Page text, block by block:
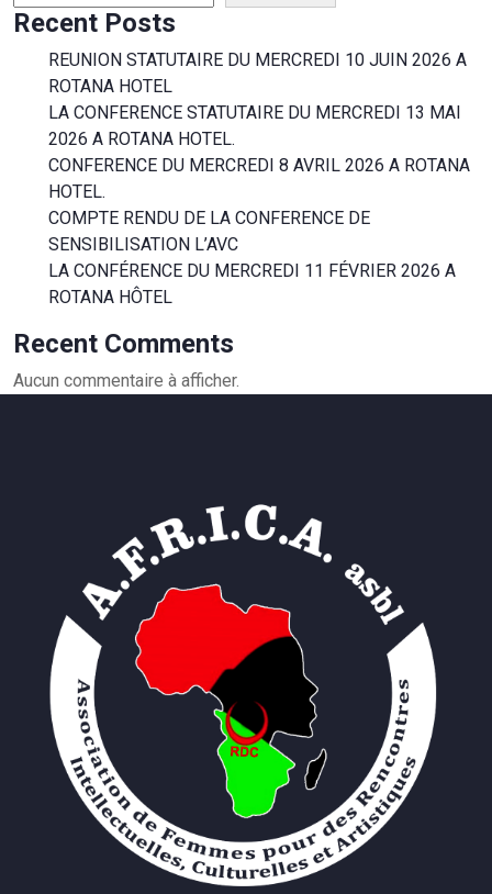
Recent Posts
REUNION STATUTAIRE DU MERCREDI 10 JUIN 2026 A
ROTANA HOTEL
LA CONFERENCE STATUTAIRE DU MERCREDI 13 MAI
2026 A ROTANA HOTEL.
CONFERENCE DU MERCREDI 8 AVRIL 2026 A ROTANA
HOTEL.
COMPTE RENDU DE LA CONFERENCE DE
SENSIBILISATION L’AVC
LA CONFÉRENCE DU MERCREDI 11 FÉVRIER 2026 A
ROTANA HÔTEL
Recent Comments
Aucun commentaire à afficher.